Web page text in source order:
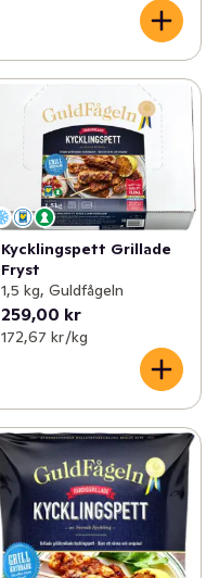
Kycklingspett Grillade
Fryst
1,5 kg, Guldfågeln
259,00 kr
172,67 kr /kg